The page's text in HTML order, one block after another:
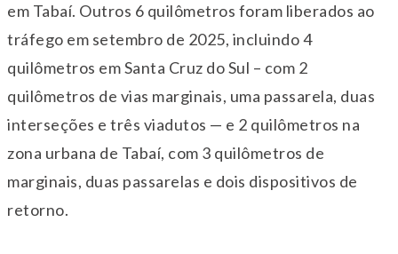
em Tabaí. Outros 6 quilômetros foram liberados ao
tráfego em setembro de 2025, incluindo 4
quilômetros em Santa Cruz do Sul – com 2
quilômetros de vias marginais, uma passarela, duas
interseções e três viadutos — e 2 quilômetros na
zona urbana de Tabaí, com 3 quilômetros de
marginais, duas passarelas e dois dispositivos de
retorno.